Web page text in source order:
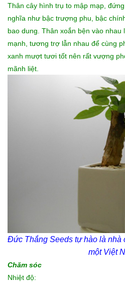
Thân cây hình trụ to mập mạp,
nghĩa như bậc trượng phu, bậc
bao dung. Thân xoắn bện vào
mạnh, tương trợ lẫn nhau để cùng
xanh mượt tươi tốt nên rất vượng
mãnh liệt.
Đức Thắng Seeds tự hào là nhà
một Việt
Chăm sóc
Nhiệt độ: